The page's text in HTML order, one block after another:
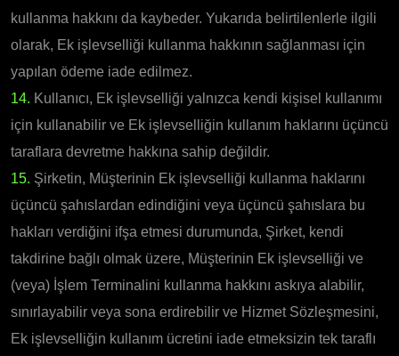
kullanma hakkını da kaybeder. Yukarıda belirtilenlerle ilgili
olarak, Ek işlevselliği kullanma hakkının sağlanması için
yapılan ödeme iade edilmez.
14. Kullanıcı, Ek işlevselliği yalnızca kendi kişisel kullanımı
için kullanabilir ve Ek işlevselliğin kullanım haklarını üçüncü
taraflara devretme hakkına sahip değildir.
15. Şirketin, Müşterinin Ek işlevselliği kullanma haklarını
üçüncü şahıslardan edindiğini veya üçüncü şahıslara bu
hakları verdiğini ifşa etmesi durumunda, Şirket, kendi
takdirine bağlı olmak üzere, Müşterinin Ek işlevselliği ve
(veya) İşlem Terminalini kullanma hakkını askıya alabilir,
sınırlayabilir veya sona erdirebilir ve Hizmet Sözleşmesini,
Ek işlevselliğin kullanım ücretini iade etmeksizin tek taraflı